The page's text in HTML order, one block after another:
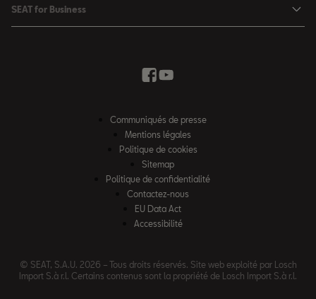
Conditions Summer
Services SEAT
Campagne Diesel EA189
Inspection & maintenance
FAQs
SEAT for Business
Communiqués de presse
Mentions légales
Politique de cookies
Sitemap
Politique de confidentialité
Contactez-nous
EU Data Act
Accessibilité
© SEAT, S.A.U. 2026 – Tous droits réservés. Site web exploité par Losch
Import S.à r.l. Certains contenus sont la propriété de Losch Import S.à r.l.